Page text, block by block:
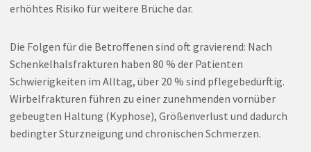
erhöhtes Risiko für weitere Brüche dar.
Die Folgen für die Betroffenen sind oft gravierend: Nach
Schenkelhalsfrakturen haben 80 % der Patienten
Schwierigkeiten im Alltag, über 20 % sind pflegebedürftig.
Wirbelfrakturen führen zu einer zunehmenden vornüber
gebeugten Haltung (Kyphose), Größenverlust und dadurch
bedingter Sturzneigung und chronischen Schmerzen.